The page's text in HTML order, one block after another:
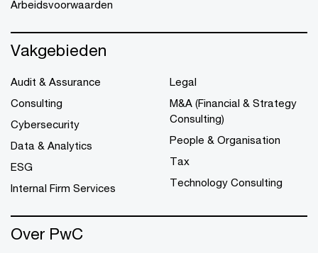
Arbeidsvoorwaarden
Vakgebieden
Audit & Assurance
Consulting
Cybersecurity
Data & Analytics
ESG
Internal Firm Services
Legal
M&A (Financial & Strategy
Consulting)
People & Organisation
Tax
Technology Consulting
Over PwC